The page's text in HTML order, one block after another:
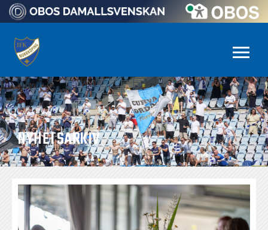
NYHETSARKIV